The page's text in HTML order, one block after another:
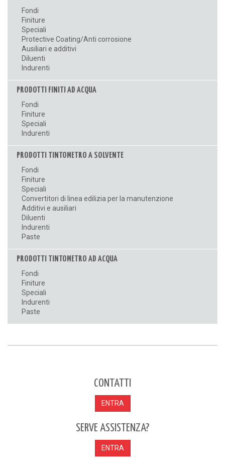
Fondi
Finiture
Speciali
Protective Coating/Anti corrosione
Ausiliari e additivi
Diluenti
Indurenti
PRODOTTI FINITI AD ACQUA
Fondi
Finiture
Speciali
Indurenti
PRODOTTI TINTOMETRO A SOLVENTE
Fondi
Finiture
Speciali
Convertitori di linea edilizia per la manutenzione
Additivi e ausiliari
Diluenti
Indurenti
Paste
PRODOTTI TINTOMETRO AD ACQUA
Fondi
Finiture
Speciali
Indurenti
Paste
CONTATTI
ENTRA
SERVE ASSISTENZA?
ENTRA